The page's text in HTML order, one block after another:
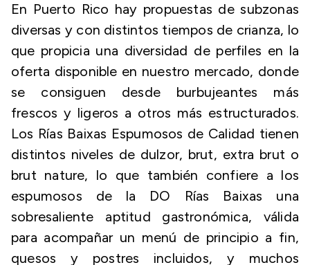
En Puerto Rico hay propuestas de subzonas
diversas y con distintos tiempos de crianza, lo
que propicia una diversidad de perfiles en la
oferta disponible en nuestro mercado, donde
se consiguen desde burbujeantes más
frescos y ligeros a otros más estructurados.
Los Rías Baixas Espumosos de Calidad tienen
distintos niveles de dulzor, brut, extra brut o
brut nature, lo que también confiere a los
espumosos de la DO Rías Baixas una
sobresaliente aptitud gastronómica, válida
para acompañar un menú de principio a fin,
quesos y postres incluidos, y muchos